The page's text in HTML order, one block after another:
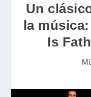
Un
la
Is